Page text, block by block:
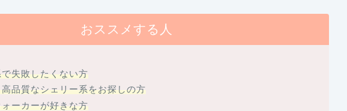
おススメする人
失敗したくない方
品質なシェリー系をお探しの方
ーカーが好きな方